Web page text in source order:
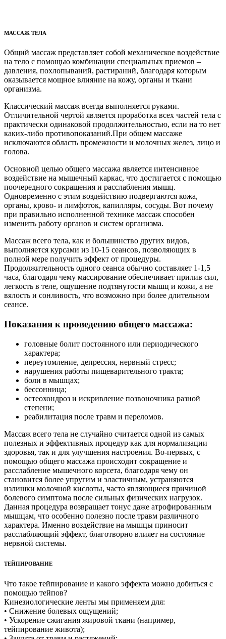
МАССАЖ ТЕЛА
Общий массаж представляет собой механическое воздействие
на тело с помощью комбинации специальных приемов –
давления, похлопываний, растираний, благодаря которым
оказывается мощное влияние на кожу, органы и ткани
организма.
Классический массаж всегда выполняется руками.
Отличительной чертой является проработка всех частей тела с
практически одинаковой продолжительностью, если на то нет
каких-либо противопоказаний.При общем массаже
исключаются область промежности и молочных желез, лицо и
голова.
Основной целью общего массажа является интенсивное
воздействие на мышечный каркас, что достигается с помощью
поочередного сокращения и расслабления мышц.
Одновременно с этим воздействию подвергаются кожа,
органы, крово- и лимфоток, капилляры, сосуды. Вот почему
при правильно исполненной технике массаж способен
изменить работу органов и систем организма.
Массаж всего тела, как и большинство других видов,
выполняется курсами из 10-15 сеансов, позволяющих в
полной мере получить эффект от процедуры.
Продолжительность одного сеанса обычно составляет 1-1,5
часа, благодаря чему массирование обеспечивает прилив сил,
легкость в теле, ощущение подтянутости мышц и кожи, а не
вялость и сонливость, что возможно при более длительном
сеансе.
Показания к проведению общего массажа:
головные болит постоянного или периодического
характера;
переутомление, депрессия, нервный стресс;
нарушения работы пищеварительного тракта;
боли в мышцах;
бессонница;
остеохондроз и искривление позвоночника разной
степени;
реабилитация после травм и переломов.
Массаж всего тела не случайно считается одной из самых
полезных и эффективных процедур как для нормализации
здоровья, так и для улучшения настроения. Во-первых, с
помощью общего массажа происходит сокращение и
расслабление мышечного корсета, благодаря чему он
становится более упругим и эластичным, устраняются
излишки молочной кислоты, часто являющиеся причиной
болевого симптома после сильных физических нагрузок.
Данная процедура возвращает тонус даже атрофированным
мышцам, что особенно полезно после травм различного
характера. Именно воздействие на мышцы приносит
расслабляющий эффект, благотворно влияет на состояние
нервной системы.
ТЕЙПИРОВАНИЕ
Что такое тейпирование и какого эффекта можно добиться с
помощью тейпов?
Кинезиологические ленты мы применяем для:
• Снижение болевых ощущений;
• Ускорение сжигания жировой ткани (например,
тейпирование живота);